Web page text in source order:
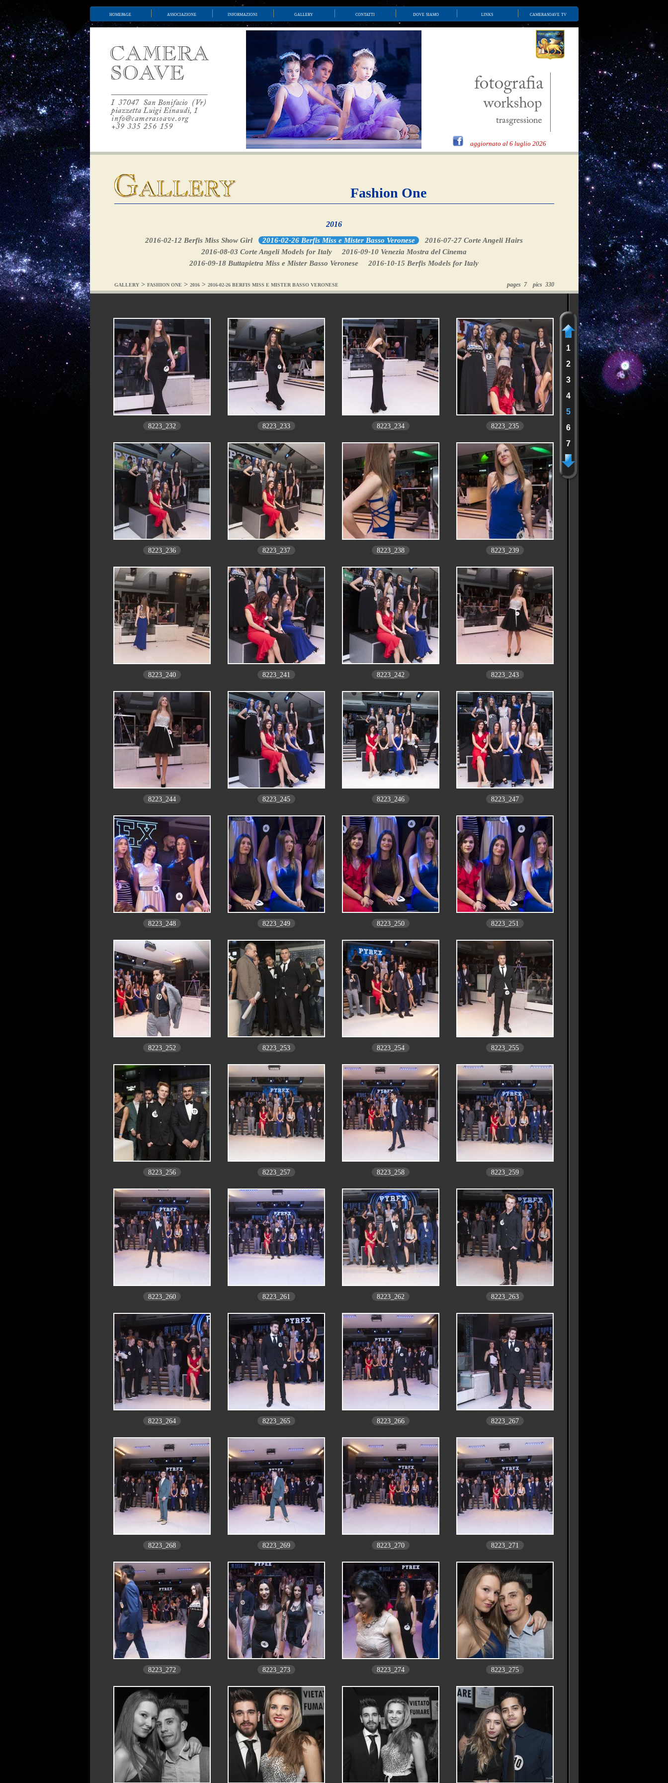
homepage associazione informazioni gallery contatti dove siamo links camerasoave tv
aggiornato al 6 luglio 2026
Fashion One
2016
2016-02-12 Berfis Miss Show Girl 2016-02-26 Berfis Miss e Mister Basso Veronese
2016-07-27 Corte Angeli Hairs
2016-08-03 Corte Angeli Models for Italy
2016-09-10 Venezia Mostra del Cinema
2016-09-18 Buttapietra Miss e Mister Basso Veronese
2016-10-15 Berfis Models for Italy
GALLERY> FASHION ONE > 2016> 2016-02-26 BERFIS MISS E MISTER BASSO VERONESE pages 7 pics 330
1
2
3
4
5
6
7
8223_232 8223_233 8223_234 8223_235
8223_236 8223_237 8223_238 8223_239
8223_240 8223_241 8223_242 8223_243
8223_244 8223_245 8223_246 8223_247
8223_248 8223_249 8223_250 8223_251
8223_252 8223_253 8223_254 8223_255
8223_256 8223_257 8223_258 8223_259
8223_260 8223_261 8223_262 8223_263
8223_264 8223_265 8223_266 8223_267
8223_268 8223_269 8223_270 8223_271
8223_272 8223_273 8223_274 8223_275